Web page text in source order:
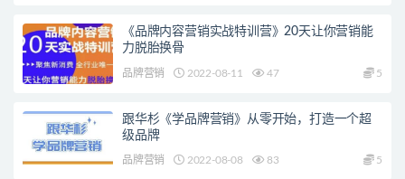
《品牌内容营销实战特训营》20天让你营销能
力脱胎换骨
品牌营销 2022-08-11 47 5
跟华杉《学品牌营销》从零开始，打造一个超
级品牌
品牌营销 2022-08-08 83 5